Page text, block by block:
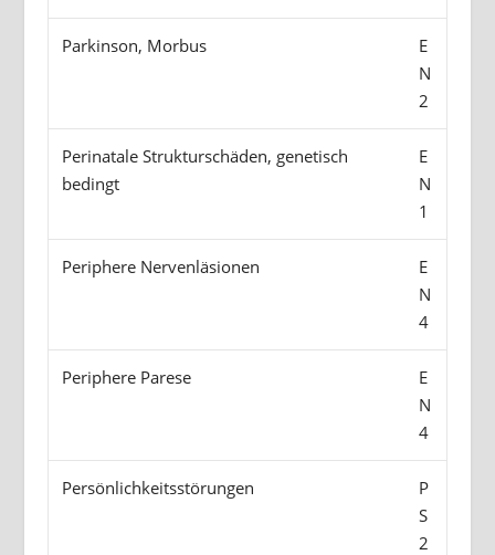
Parkinson, Morbus
E
N
2
Perinatale Strukturschäden, genetisch
bedingt
E
N
1
Periphere Nervenläsionen
E
N
4
Periphere Parese
E
N
4
Persönlichkeitsstörungen
P
S
2